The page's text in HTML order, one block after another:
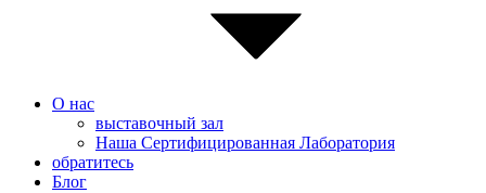
О нас
выставочный зал
Наша Сертифицированная Лаборатория
обратитесь
Блог